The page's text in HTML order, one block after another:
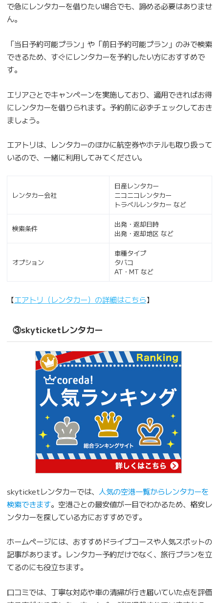
で急にレンタカーを借りたい場合でも、諦める必要はありませ
ん。
「当日予約可能プラン」や「前日予約可能プラン」のみで検索
できるため、すぐにレンタカーを予約したい方におすすめで
す。
エリアごとでキャンペーンを実施しており、適用できればお得
にレンタカーを借りられます。予約前に必ずチェックしておき
ましょう。
エアトリは、レンタカーのほかに航空券やホテルも取り扱って
いるので、一緒に利用してみてください。
レンタカー会社
日産レンタカー
ニコニコレンタカー
トラベルレンタカー など
検索条件
出発・返却日時
出発・返却地区 など
オプション
車種タイプ
タバコ
AT・MT など
【エアトリ（レンタカー）の詳細はこちら】
③skyticketレンタカー
skyticketレンタカーでは、 人気の空港一覧からレンタカーを
検索できます。空港ごとの最安値が一目でわかるため、格安レ
ンタカーを探している方におすすめです。
ホームページには、おすすめドライブコースや人気スポットの
記事があります。レンタカー予約だけでなく、旅行プランを立
てるのにも役立ちます。
口コミでは、丁寧な対応や車の清掃が行き届いていた点を評価